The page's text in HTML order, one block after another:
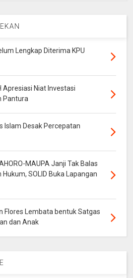
Lengkap Diterima KPU
Apresiasi Niat Investasi
Pantura
Islam Desak Percepatan
MAUPA Janji Tak Balas
Hukum, SOLID Buka Lapangan
Flores Lembata bentuk Satgas
dan Anak